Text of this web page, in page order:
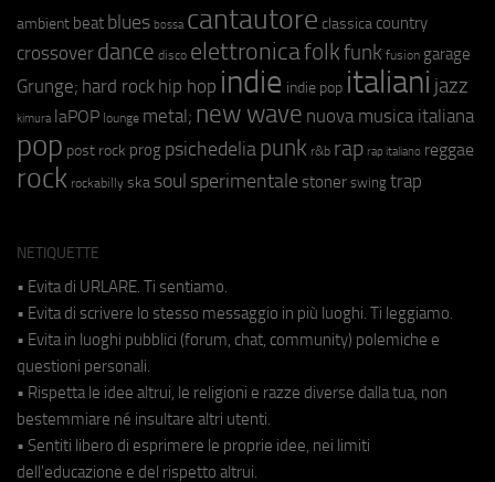
ambient beat blues bossa cantautore classica country
crossover dance disco elettronicafolkfunk fusion garage
Grunge; hard rock hip hop indie indie pop italiani jazz
kimura laPOP lounge metal; new wave nuova musica italiana
pop post rock prog psichedeliapunk r&b rap rap italiano reggae
rock rockabilly ska soul sperimentale stoner swing trap
NETIQUETTE
• Evita di URLARE. Ti sentiamo.
• Evita di scrivere lo stesso messaggio in più luoghi. Ti leggiamo.
• Evita in luoghi pubblici (forum, chat, community) polemiche e
questioni personali.
• Rispetta le idee altrui, le religioni e razze diverse dalla tua, non
bestemmiare né insultare altri utenti.
• Sentiti libero di esprimere le proprie idee, nei limiti
dell'educazione e del rispetto altrui.